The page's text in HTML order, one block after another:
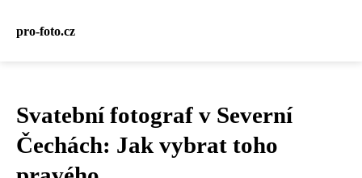
pro-foto.cz
Svatební fotograf v Severní
Čechách: Jak vybrat toho